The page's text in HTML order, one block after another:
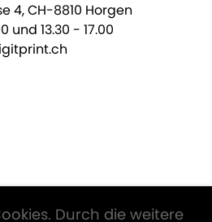
4, CH-8810 Horgen
und 13.30 - 17.00
Durch die weitere